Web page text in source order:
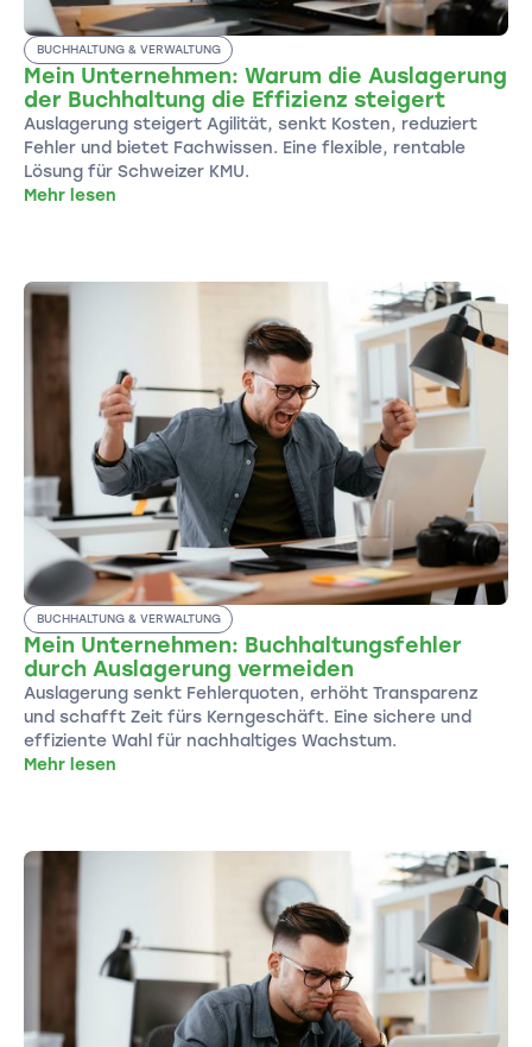
BUCHHALTUNG & VERWALTUNG
Mein Unternehmen: Warum die Auslagerung
der Buchhaltung die Effizienz steigert
Auslagerung steigert Agilität, senkt Kosten, reduziert
Fehler und bietet Fachwissen. Eine flexible, rentable
Lösung für Schweizer KMU.
Mehr lesen
BUCHHALTUNG & VERWALTUNG
Mein Unternehmen: Buchhaltungsfehler
durch Auslagerung vermeiden
Auslagerung senkt Fehlerquoten, erhöht Transparenz
und schafft Zeit fürs Kerngeschäft. Eine sichere und
effiziente Wahl für nachhaltiges Wachstum.
Mehr lesen